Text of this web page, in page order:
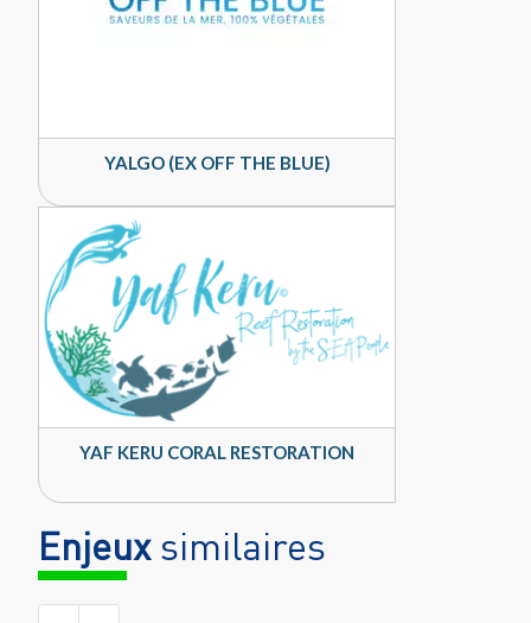
YALGO (EX OFF THE BLUE)
YAF KERU CORAL RESTORATION
Enjeuxsimilaires